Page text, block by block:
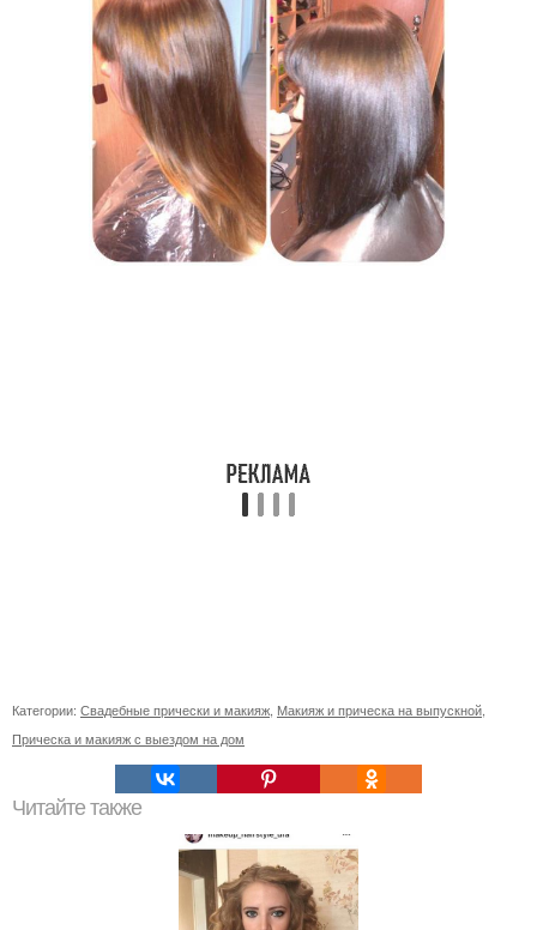
Категории: Свадебные прически и макияж Макияж и прическа на выпускной
Прическа и макияж с выездом на дом
Читайте также